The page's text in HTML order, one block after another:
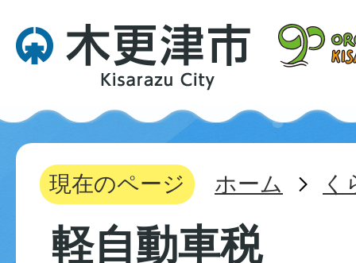
現在のページ ホーム く
軽自動車税